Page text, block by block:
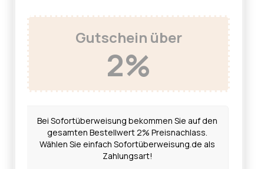
Gutschein über
2%
Bei Sofortüberweisung bekommen Sie auf den
gesamten Bestellwert 2% Preisnachlass.
Wählen Sie einfach Sofortüberweisung.de als
Zahlungsart!